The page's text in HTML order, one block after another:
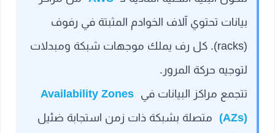
بيانات تحتوي آلاف الخوادم المثبتة في رفوف
(racks). كل رف يملك موجهات شبكة ومبدلات
لتوجيه حركة المرور.
تتجمع مراكز البيانات في Availability Zones
(AZs)
متصلة بشبكة ذات زمن استجابة ضئيل